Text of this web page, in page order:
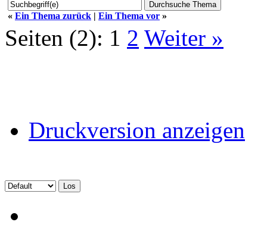
« Ein Thema zurück | Ein Thema vor »
Seiten (2): 1 2 Weiter »
Druckversion anzeigen